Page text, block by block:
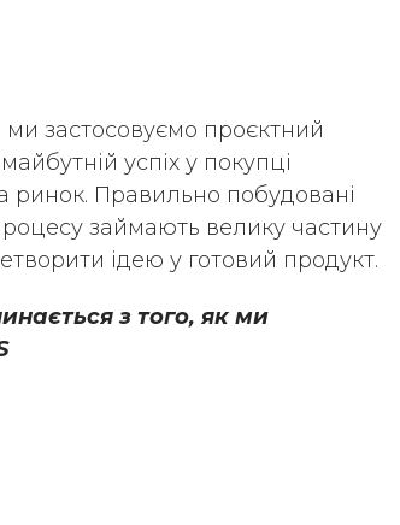
застосовуємо проєктний
успіх у покупці
ринок. Правильно побудовані
займають велику частину
ідею у готовий продукт.
з того, як ми